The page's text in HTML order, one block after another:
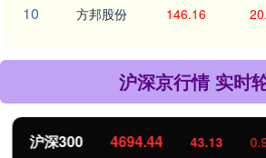
10 方邦股份 146.16
沪深京行情 实时
北证50 1134.24 11.37